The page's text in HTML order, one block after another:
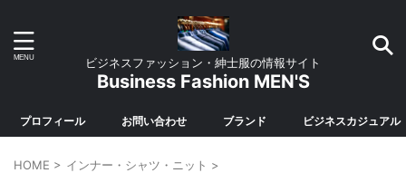
ビジネスファッション・紳士服の情報サイト
Business Fashion MEN'S
プロフィール お問い合わせ ブランド ビジネスカジュアル
HOME > インナー・シャツ・ニット >